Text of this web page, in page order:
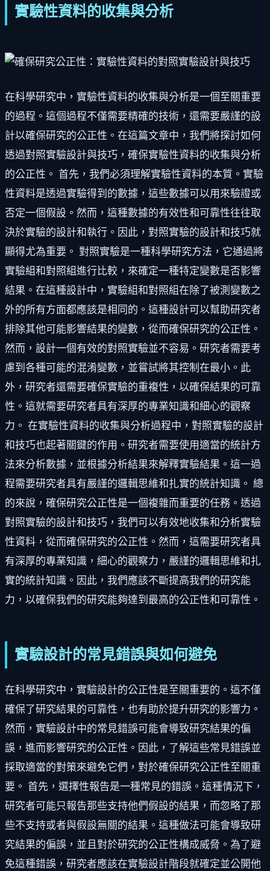
實驗性資料的收集與分析
在科學研究中，實驗性資料的收集與分析是一個至關重要
的過程。這個過程不僅需要精確的技術，還需要嚴謹的設
計以確保研究的公正性。在這篇文章中，我們將探討如何
透過對照實驗設計與技巧，確保實驗性資料的收集與分析
的公正性。 首先，我們必須理解實驗性資料的本質。實驗
性資料是透過實驗得到的數據，這些數據可以用來驗證或
否定一個假設。然而，這種數據的有效性和可靠性往往取
決於實驗的設計和執行。因此，對照實驗的設計和技巧就
顯得尤為重要。 對照實驗是一種科學研究方法，它通過將
實驗組和對照組進行比較，來確定一種特定變數是否影響
結果。在這種設計中，實驗組和對照組在除了被測變數之
外的所有方面都應該是相同的。這種設計可以幫助研究者
排除其他可能影響結果的變數，從而確保研究的公正性。
然而，設計一個有效的對照實驗並不容易。研究者需要考
慮到各種可能的混淆變數，並嘗試將其控制在最小。此
外，研究者還需要確保實驗的重複性，以確保結果的可靠
性。這就需要研究者具有深厚的專業知識和細心的觀察
力。 在實驗性資料的收集與分析過程中，對照實驗的設計
和技巧也起著關鍵的作用。研究者需要使用適當的統計方
法來分析數據，並根據分析結果來解釋實驗結果。這一過
程需要研究者具有嚴謹的邏輯思維和扎實的統計知識。 總
的來說，確保研究公正性是一個複雜而重要的任務。透過
對照實驗的設計和技巧，我們可以有效地收集和分析實驗
性資料，從而確保研究的公正性。然而，這需要研究者具
有深厚的專業知識，細心的觀察力，嚴謹的邏輯思維和扎
實的統計知識。因此，我們應該不斷提高我們的研究能
力，以確保我們的研究能夠達到最高的公正性和可靠性。
實驗設計的常見錯誤與如何避免
在科學研究中，實驗設計的公正性是至關重要的。這不僅
確保了研究結果的可靠性，也有助於提升研究的影響力。
然而，實驗設計中的常見錯誤可能會導致研究結果的偏
誤，進而影響研究的公正性。因此，了解這些常見錯誤並
採取適當的對策來避免它們，對於確保研究公正性至關重
要。 首先，選擇性報告是一種常見的錯誤。這種情況下，
研究者可能只報告那些支持他們假設的結果，而忽略了那
些不支持或者與假設無關的結果。這種做法可能會導致研
究結果的偏誤，並且對於研究的公正性構成威脅。為了避
免這種錯誤，研究者應該在實驗設計階段就確定並公開他